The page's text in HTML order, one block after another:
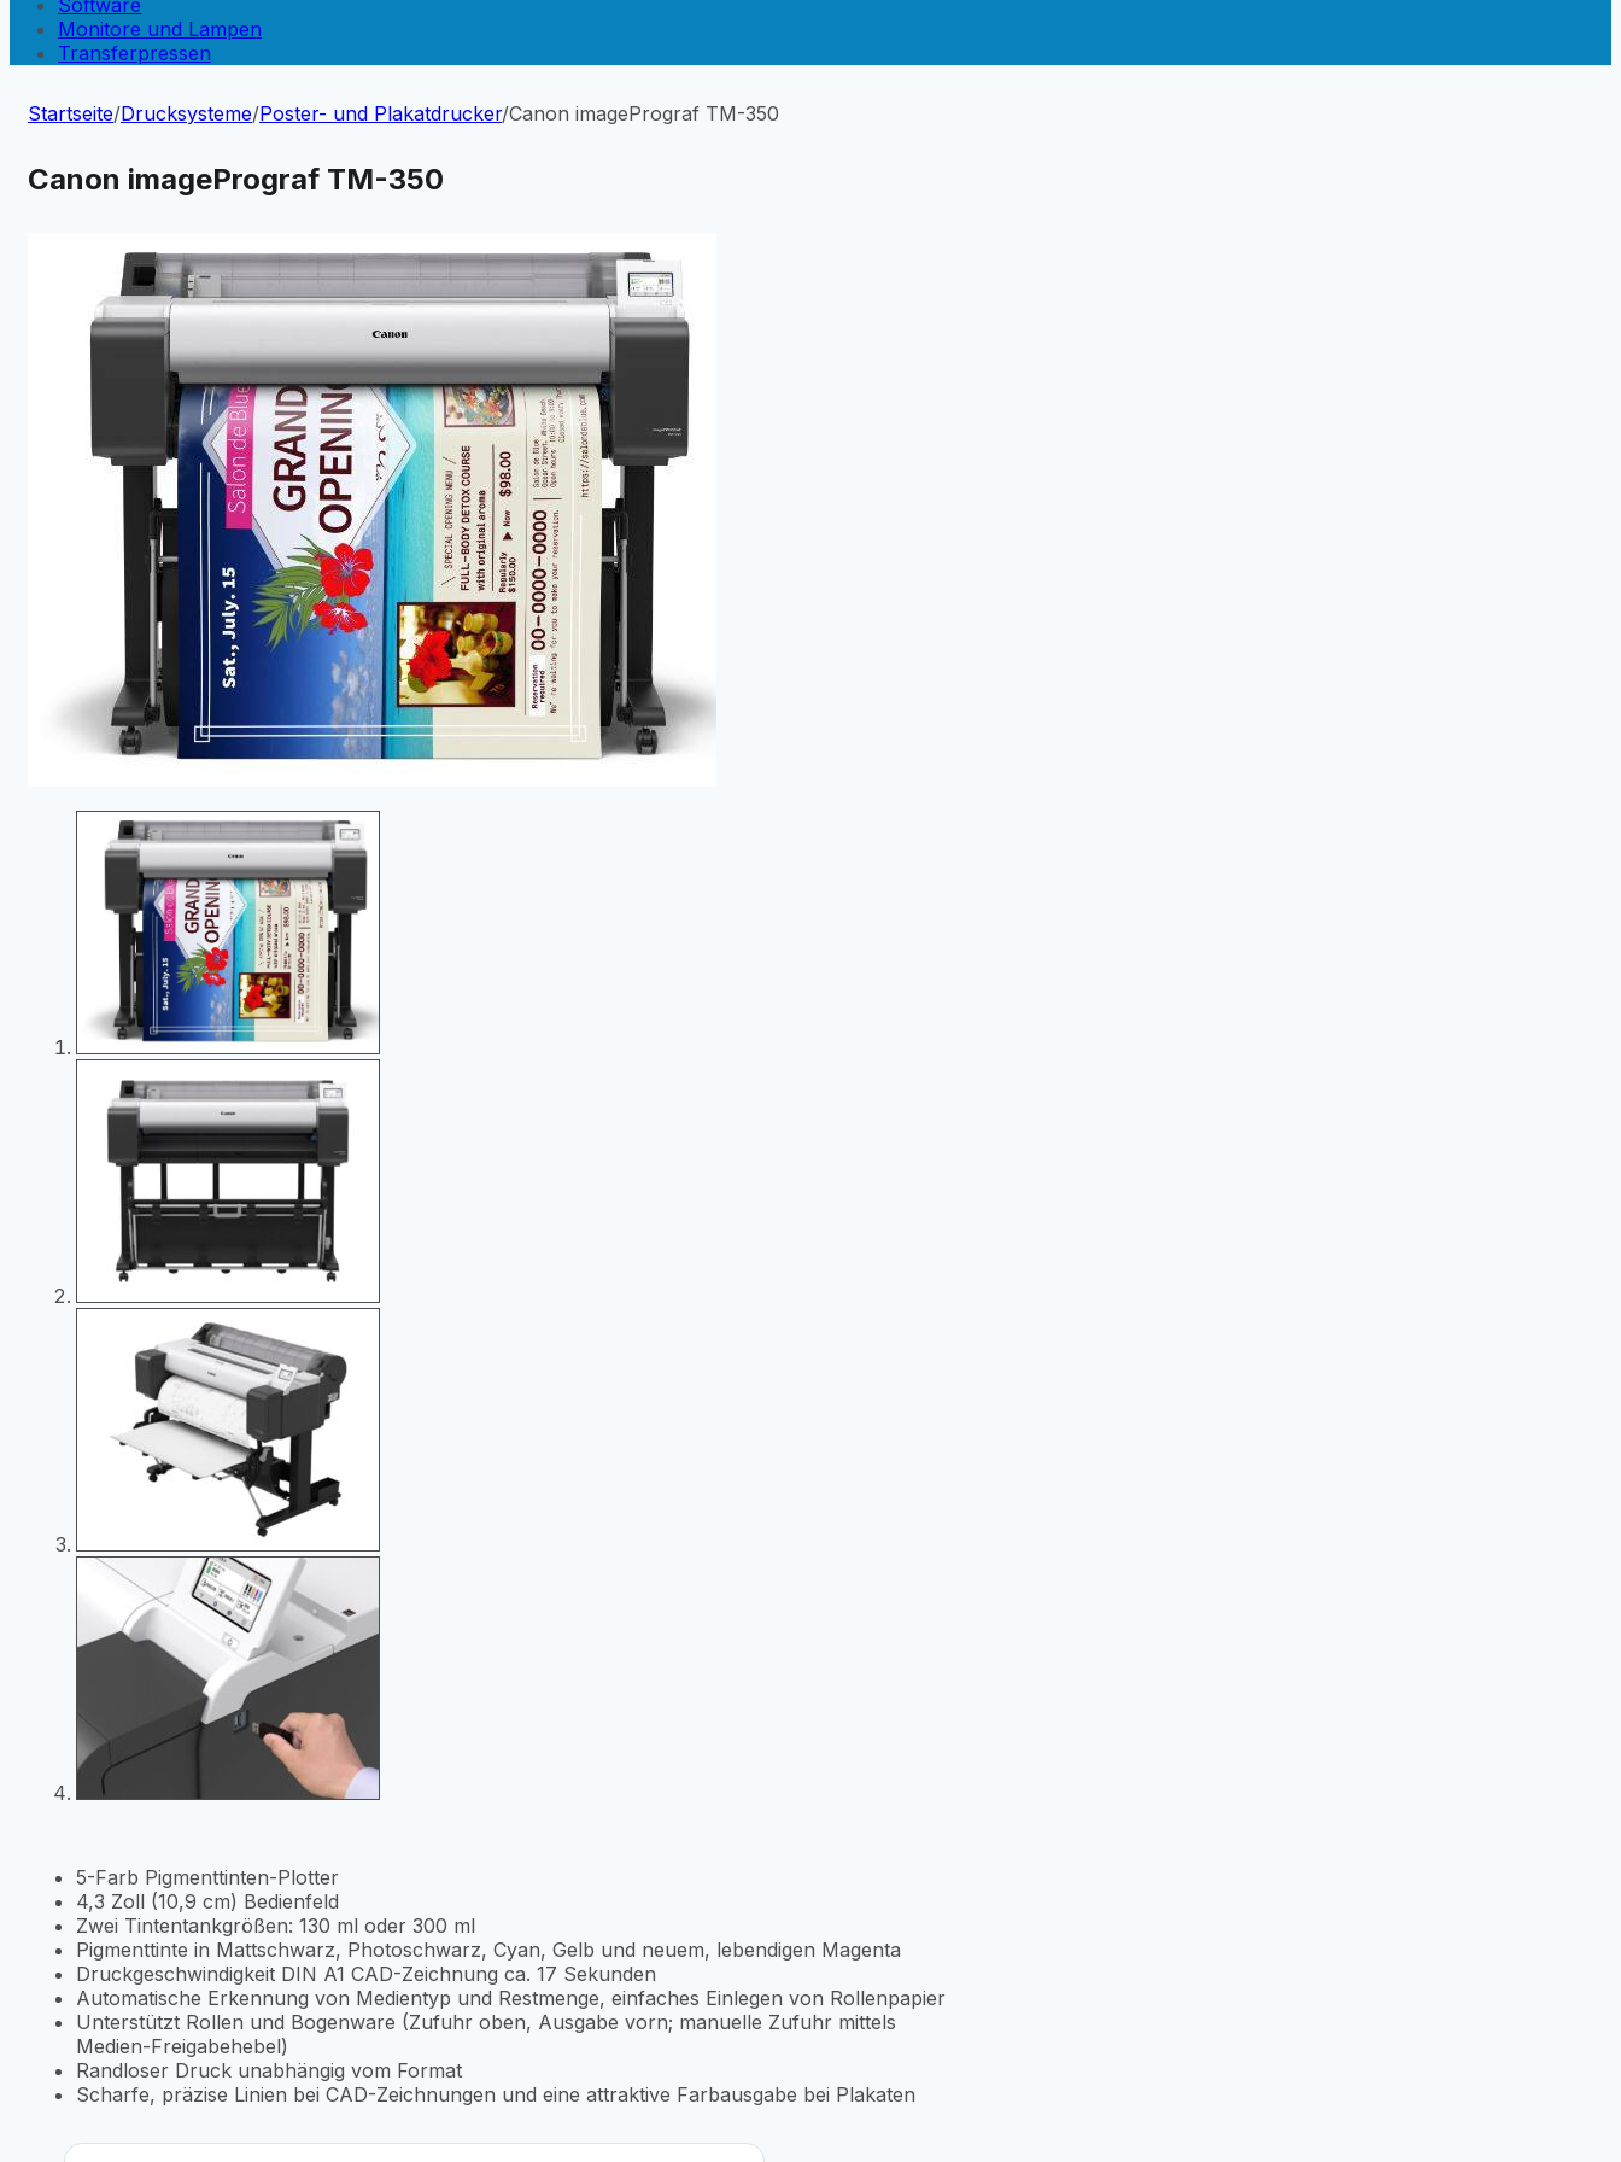
Software
Monitore und Lampen
Transferpressen
Startseite/Drucksysteme/Poster- und Plakatdrucker/Canon imagePrograf TM-350
Canon imagePrograf TM-350
5-Farb Pigmenttinten-Plotter
4,3 Zoll (10,9 cm) Bedienfeld
Zwei Tintentankgrößen: 130 ml oder 300 ml
Pigmenttinte in Mattschwarz, Photoschwarz, Cyan, Gelb und neuem, lebendigen Magenta
Druckgeschwindigkeit DIN A1 CAD-Zeichnung ca. 17 Sekunden
Automatische Erkennung von Medientyp und Restmenge, einfaches Einlegen von Rollenpapier
Unterstützt Rollen und Bogenware (Zufuhr oben, Ausgabe vorn; manuelle Zufuhr mittels
Medien-Freigabehebel)
Randloser Druck unabhängig vom Format
Scharfe, präzise Linien bei CAD-Zeichnungen und eine attraktive Farbausgabe bei Plakaten